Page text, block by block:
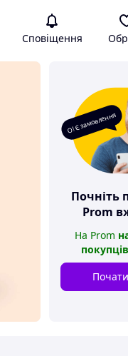
Сповіщення
О! Є замовлення
Почніть
Prom
На Prom
покупців